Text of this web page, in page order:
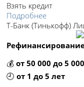
Взять кредит
Подробнее
Т-Банк (Тинькофф)
💰от 50 000 до 5
🕘от 1 до 5 лет